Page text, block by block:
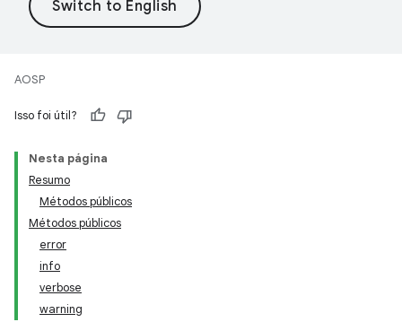
AOSP
Isso foi útil?
Nesta página
Resumo
Métodos públicos
Métodos públicos
error
info
verbose
warning